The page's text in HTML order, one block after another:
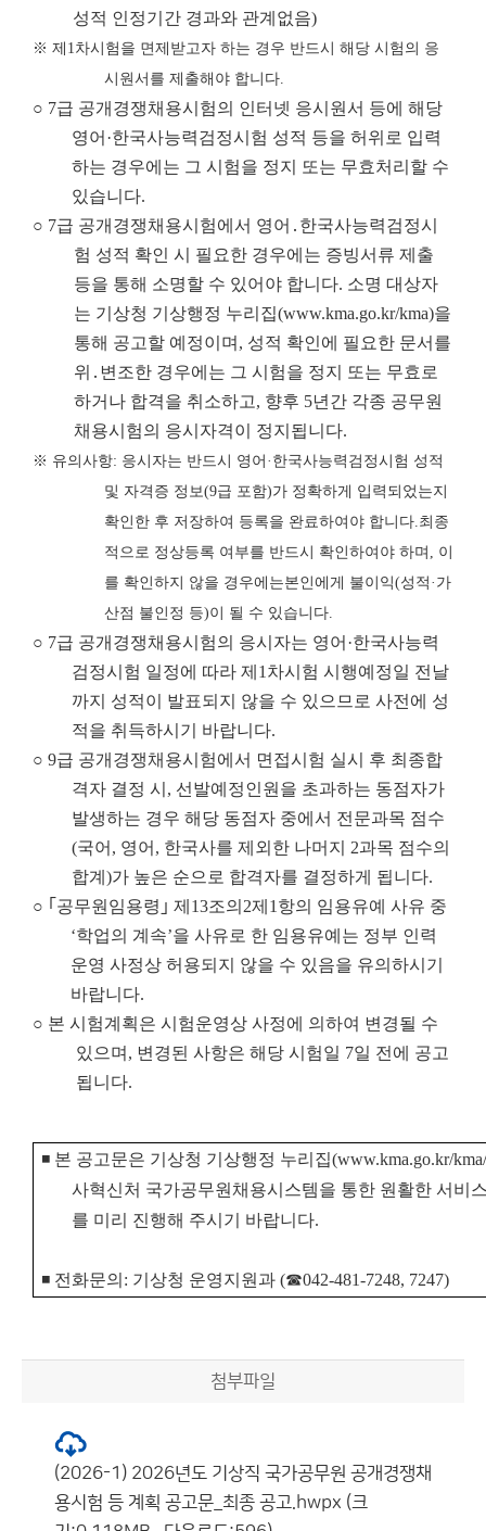
성적 인정기간 경과와 관계없음)
※ 제 1 차시험을 면제받고자 하는 경우 반드시 해당 시험의 응
시원서를 제출해야 합니다
○ 7급 공개경쟁채용시험의 인터넷 응시원서 등에 해당
영어·한국사능력검정시험 성적 등을 허위로 입력
하는 경우에는 그 시험을 정지 또는 무효처리할 수
있습니다.
○ 7급 공개경쟁채용시험에서 영어․한국사능력검정시
험 성적 확인 시 필요한 경우에는 증빙서류 제출
등을 통해 소명할 수 있어야 합니다. 소명 대상자
는 기상청 기상행정 누리집(www.kma.go.kr/kma)을
통해 공고할 예정이며, 성적 확인에 필요한 문서를
위․변조한 경우에는 그 시험을 정지 또는 무효로
하거나 합격을 취소하고, 향후 5년간 각종 공무원
채용시험의 응시자격이 정지됩니다.
※ 유의사항: 응시자는 반드시 영어 · 한국사능력검정시험 성적
및 자격증 정보(9급 포함)가 정확하게 입력되었는지
확인한 후 저장하여 등록을 완료하여야 합니다. 최종
적으로 정상등록 여부를 반드시 확인하여야 하며
이
를 확인하지 않을 경우에는본인에게 불이익(성적 · 가
산점 불인정 등)이 될 수 있습니다.
○ 7급 공개경쟁채용시험의 응시자는 영어·한국사능력
검정시험 일정에 따라 제1차시험 시행예정일 전날
까지 성적이 발표되지 않을 수 있으므로 사전에 성
적을 취득하시기 바랍니다.
○ 9급 공개경쟁채용시험에서 면접시험 실시 후 최종합
격자 결정 시, 선발예정인원을 초과하는 동점자가
발생하는 경우 해당 동점자 중에서 전문과목 점수
(국어, 영어, 한국사를 제외한 나머지 2과목 점수의
합계)가 높은 순으로 합격자를 결정하게 됩니다.
○ ｢공무원임용령｣ 제13조의2제1항의 임용유예 사유 중
‘학업의 계속’을 사유로 한 임용유예는 정부 인력
운영 사정상 허용되지 않을 수 있음을 유의하시기
바랍니다.
○ 본 시험계획은 시험운영상 사정에 의하여 변경될 수
있으며, 변경된 사항은 해당 시험일 7일 전에 공고
됩니다.
◾ 본 공고문은 기상청 기상행정 누리집(www.kma.go.kr/
사혁신처 국가공무원채용시스템을 통한 원활한 서비
를 미리 진행해 주시기 바랍니다.
◾ 전화문의: 기상청 운영지원과 (☎042-481-7248, 7247)
첨부파일
(2026-1) 2026년도 기상직 국가공무원 공개경쟁채
용시험 등 계획 공고문_최종 공고.hwpx (크